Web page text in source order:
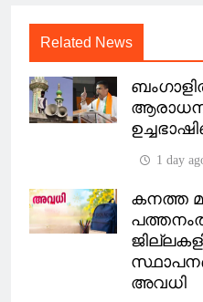
Related News
1 day
കനത്ത
അവധി